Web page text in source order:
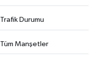
Trafik Durumu
Tüm Manşetler